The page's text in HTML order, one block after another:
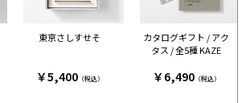
東京さしすせそ
￥5,400（税込）
カタログギフト / アク
タス / 全5種 KAZE
￥6,490（税込）